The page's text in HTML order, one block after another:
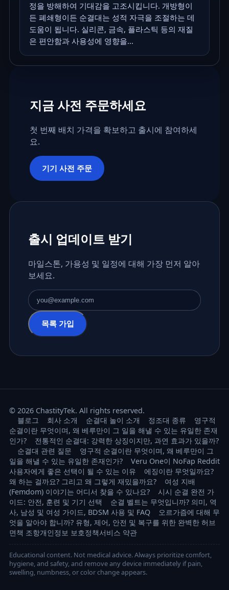
정을 방해하여 기대감을 고조시킵니다. 개방형이
든 폐쇄형이든 순결대는 성적 자극을 조절하는 데
도움이 됩니다. 실리콘, 금속, 플라스틱 등의 재질
은 편안함과 사용성에 영향을...
지금 사전 주문하세요
첫 번째 배치 가격을 확보하고 출시에 참여하세
요.
기기 사전 주문
출시 업데이트 받기
마일스톤, 가용성 및 일정에 대해 가장 먼저 알아
보세요.
이메일 주소
목록 가입
© 2026 ChastityTek. All rights reserved.
블로그
회사 소개 순결대 놀이 소개 정조대 종류
영구적
순결이란 무엇이며, 왜 베루만이 그 일을 해낼 수 있는 유일한 존재
인가?
전통적인 순결대: 강력한 상징이지만, 과연 효과가 있을까?
순결대 관련 질문
영구적 순결이란 무엇이며, 왜 베루만이 그
일을 해낼 수 있는 유일한 존재인가?
Veru One이 NoFap Reddit
사용자에게 좋은 선택이 될 수 있는 이유
에징이란 무엇일까요?
왜 하는 걸까요? 그리고 왜 그렇게 재밌을까요?
여성 지배
(Femdom) 이야기는 어디서 찾을 수 있나요?
시시 순결 완전 가
이드: 안전, 훈련 및 기기 선택
순결 벨트는 무엇입니까? 의미, 역
사, 남성 및 여성 가이드, BDSM 사용 및 FAQ
오르가즘에 대해 무
엇을 알아야 합니까? 유형, 제어, 안전 및 복구를 위한 완벽한 허브
면책 조항개인정보 보호정책서비스 약관
Educational content. Not medical advice. Always prioritize comfort,
hygiene, and safety, and remove any device immediately if pain,
swelling, numbness, or color change appears.